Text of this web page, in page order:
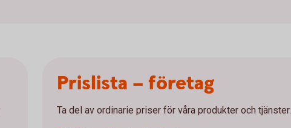
Prislista – företag
Ta del av ordinarie priser för våra produkter och tjänster.